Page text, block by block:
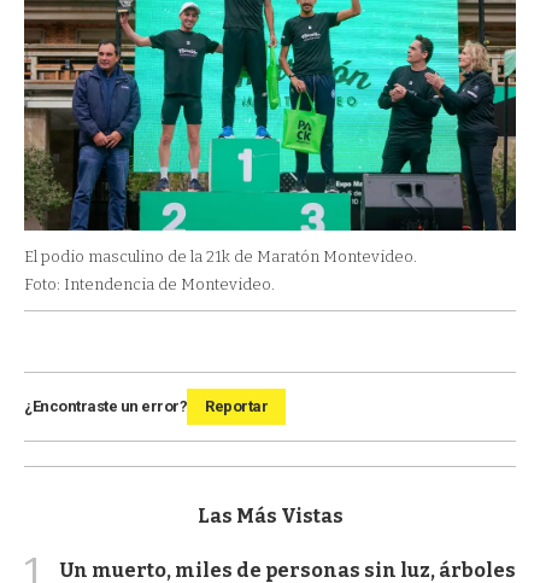
El podio masculino de la 21k de Maratón Montevideo.
Foto: Intendencia de Montevideo.
¿Encontraste un error? Reportar
Las Más Vistas
Un muerto, miles de personas sin luz, árboles